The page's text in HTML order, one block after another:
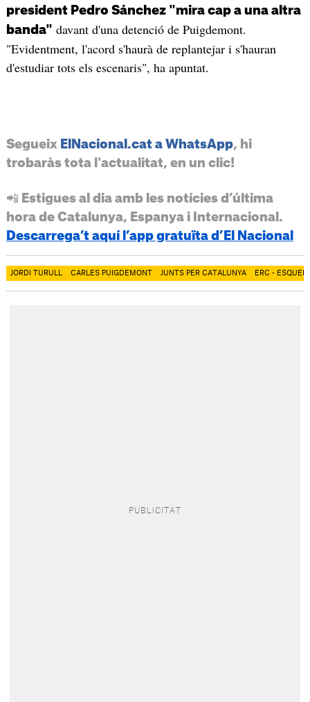
president Pedro Sánchez "mira cap a una altra
banda" davant d'una detenció de Puigdemont.
"Evidentment, l'acord s'haurà de replantejar i s'hauran
d'estudiar tots els escenaris", ha apuntat.
Segueix ElNacional.cat a WhatsApp, hi
trobaràs tota l'actualitat, en un clic!
📲 Estigues al dia amb les notícies d’última
hora de Catalunya, Espanya i Internacional.
Descarrega’t aquí l’app gratuïta d’El Nacional
JORDI TURULL CARLES PUIGDEMONT JUNTS PER CATALUNYA ERC -